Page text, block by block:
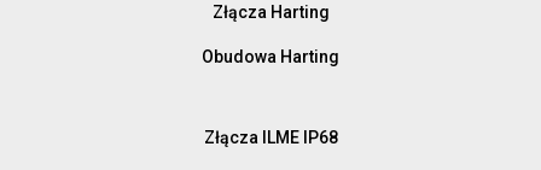
Złącza Harting
Obudowa Harting
Złącza ILME IP68